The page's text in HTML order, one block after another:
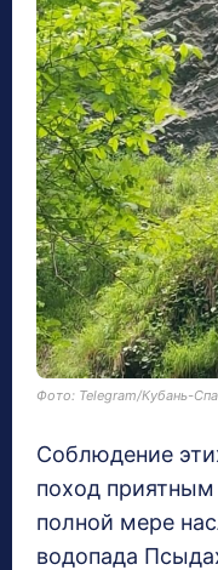
Фото: Telegram/Кубань-
Соблюдение
поход
полной мере
водопада